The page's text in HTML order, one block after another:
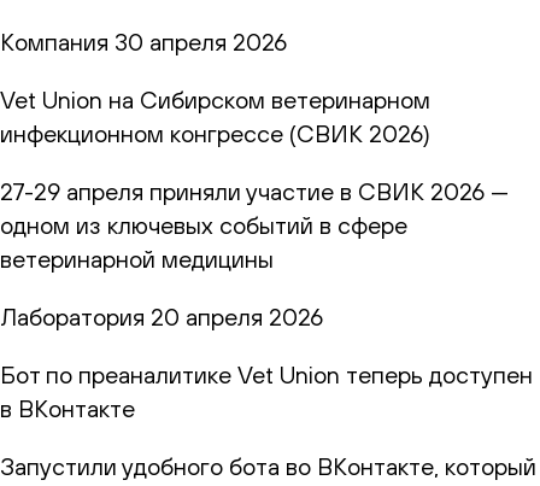
Компания 30 апреля 2026
Vet Union на Сибирском ветеринарном
инфекционном конгрессе (СВИК 2026)
27-29 апреля приняли участие в СВИК 2026 —
одном из ключевых событий в сфере
ветеринарной медицины
Лаборатория 20 апреля 2026
Бот по преаналитике Vet Union теперь доступен
в ВКонтакте
Запустили удобного бота во ВКонтакте, который